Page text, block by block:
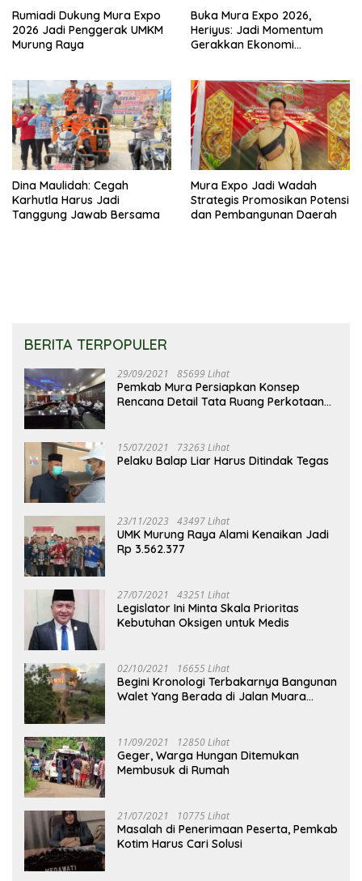
Rumiadi Dukung Mura Expo
2026 Jadi Penggerak UMKM
Murung Raya
Buka Mura Expo 2026,
Heriyus: Jadi Momentum
Gerakkan Ekonomi
Dina Maulidah: Cegah
Karhutla Harus Jadi
Tanggung Jawab Bersama
Mura Expo Jadi Wadah
Strategis Promosikan Potensi
dan Pembangunan Daerah
BERITA TERPOPULER
29/09/2021 85699 Lihat
Pemkab Mura Persiapkan Konsep
Rencana Detail Tata Ruang Perkotaan
15/07/2021 73263 Lihat
Pelaku Balap Liar Harus Ditindak Tegas
23/11/2023 43497 Lihat
UMK Murung Raya Alami Kenaikan Jadi
Rp 3.562.377
27/07/2021 43251 Lihat
Legislator Ini Minta Skala Prioritas
Kebutuhan Oksigen untuk Medis
02/10/2021 16655 Lihat
Begini Kronologi Terbakarnya Bangunan
Walet Yang Berada di Jalan Muara
11/09/2021 12850 Lihat
Geger, Warga Hungan Ditemukan
Membusuk di Rumah
21/07/2021 10775 Lihat
Masalah di Penerimaan Peserta, Pemkab
Kotim Harus Cari Solusi